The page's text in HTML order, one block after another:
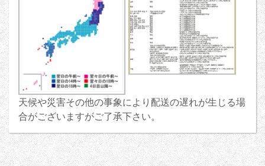
天候や災害その他の事象により配送の遅れが生じる場
合がございますがご了承下さい。